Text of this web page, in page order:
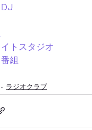
トスタジオ
組
ラジオクラブ